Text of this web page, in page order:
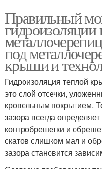
Правильный
гидроизоляции
под
крыши и
Гидроизоляция теплой
это слой отсечки,
кровельным покрытием.
зазора всегда
контробрешетки и
скатов слишком мал и
зазора становится